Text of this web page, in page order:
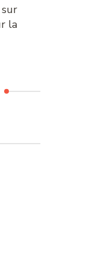
la